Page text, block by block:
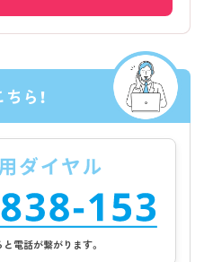
ら！
電話が繋がります。